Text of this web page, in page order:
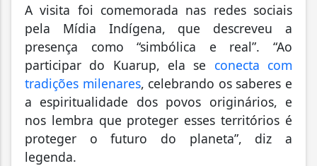
A visita foi comemorada nas redes sociais
pela Mídia Indígena, que descreveu a
presença como “simbólica e real”. “Ao
participar do Kuarup, ela se conecta com
tradições milenares, celebrando os saberes e
a espiritualidade dos povos originários, e
nos lembra que proteger esses territórios é
proteger o futuro do planeta”, diz a
legenda.